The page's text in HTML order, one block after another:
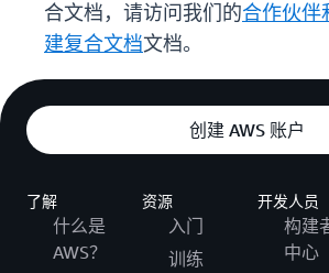
合文档，请访问我们的合作伙伴
建复合文档文档。
创建 AWS 账户
了解
什么是
AWS？
资源
入门
训练
开发人员
构建
中心